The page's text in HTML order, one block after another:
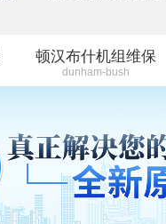
顿汉布什机组维保
dunham-bush